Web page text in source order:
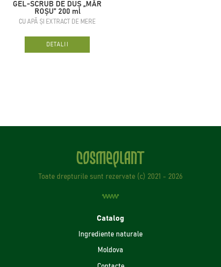
GEL-SCRUB DE DUȘ „MĂR
ROȘU” 200 ml
CU APĂ ȘI EXTRACT DE MERE
DETALII
Toate drepturile sunt rezervate (с) 2021 - 2026
Catalog
Ingrediente naturale
Moldova